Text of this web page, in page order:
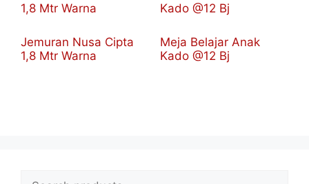
Jemuran Nusa Cipta
1,8 Mtr Warna
Meja Belajar Anak
Kado @12 Bj